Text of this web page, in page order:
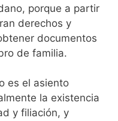
porque a partir
derechos y
documentos
de familia.
es el asiento
la existencia
y filiación, y